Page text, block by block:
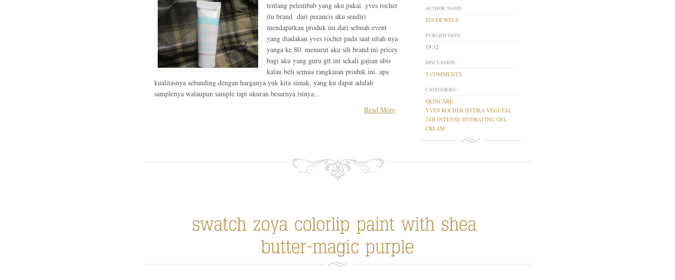
tentang pelembab yang aku pakai. yves rocher
itu brand dari perancis aku sendiri
mendapatkan produk ini dari sebuah event
yang diadakan yves rocher pada saat ultah nya
yanga ke 80. menurut aku sih brand ini pricey
bagi aku yang guru gtt ini sekali gajian abis
kalau beli semua rangkaian produk ini. apa
kualitasnya sebanding dengan harganya yuk kita simak, yang ku dapat adalah
samplenya walaupun sample tapi ukuran besarnya isinya...
Read More
AUTHOR NAME:
SUCIJEWELS
PUBLISH DATE:
19.32
DISCUSSION:
3 COMMENTS
CATEGORIES:
SKINCARE
YVES ROCHER HYDRA VEGETAL
24H INTENSE HYDRATING GEL
CREAM